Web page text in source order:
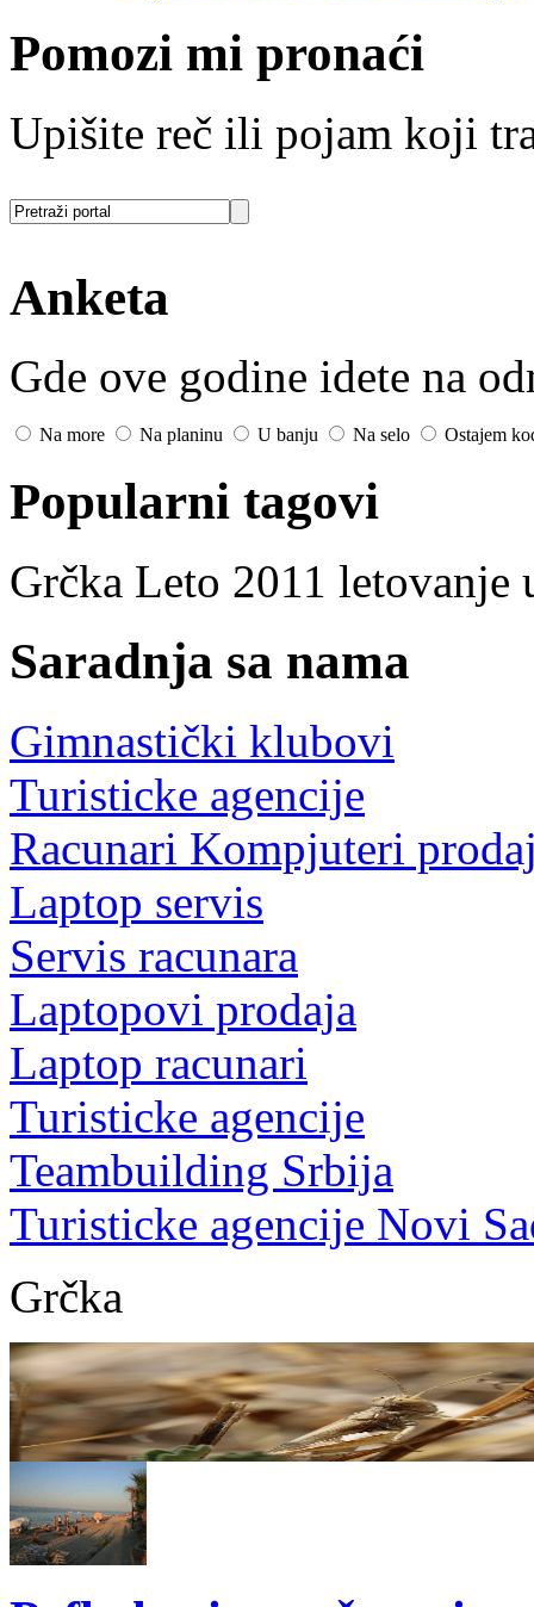
Pomozi mi pronaći
Upišite reč ili pojam koji
Anketa
Gde ove godine idete na
Na more Na planinu U banju Na selo Ostajem
Popularni tagovi
Grčka Leto 2011 letovanje
Saradnja sa nama
Gimnastički klubovi
Turisticke agencije
Racunari Kompjuteri
Laptop servis
Servis racunara
Laptopovi prodaja
Laptop racunari
Turisticke agencije
Teambuilding Srbija
Turisticke agencije Novi
Grčka